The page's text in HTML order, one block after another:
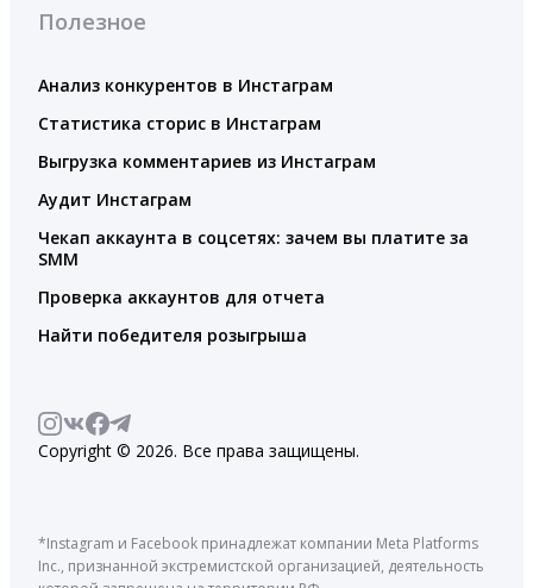
Полезное
Анализ конкурентов в Инстаграм
Статистика сторис в Инстаграм
Выгрузка комментариев из Инстаграм
Аудит Инстаграм
Чекап аккаунта в соцсетях: зачем вы платите за
SMM
Проверка аккаунтов для отчета
Найти победителя розыгрыша
Copyright © 2026. Все права защищены.
*Instagram и Facebook принадлежат компании Meta Platforms
Inc., признанной экстремистской организацией, деятельность